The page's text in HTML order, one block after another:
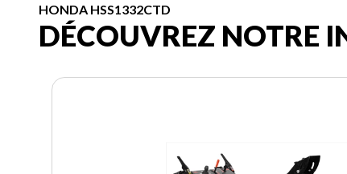
HONDA HSS1332CTD
DÉCOUVREZ NOTRE